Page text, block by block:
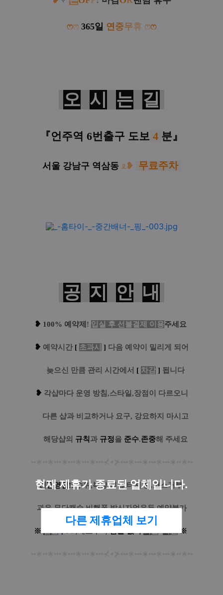
현재 제휴가 종료된 업체입니다.
다른 제휴업체 보기
ෆෆ 365일 연중무휴 ෆෆ
오 시 는 길
『언주역 6번출구 도보 4 분』
서울 강남구 역삼동ᦸ❥ 무료주차
공 지 안 내
❥ 100% 예약제 ! 입실 후 선불결제 이용주세요
❥ 예 약시간 [ 초과시 ] 다음 예약이 밀리게 되어
늦으신 만큼 관리 시간에서 [ 차감 ] 됩니다
❥ 각샵마다 운영 방침,스타일,장점이 다르오니
다른 샵과 비교하거나 요구, 강요하지 마시고
해당샵의 규칙 과 규정을 준수.존중해 주세요
건전영업!!수위,복장,컨셉,터치,룰.코스거부,
과음,무단캔슬,비핸폰.발신자없음등 예약불가
※ ※